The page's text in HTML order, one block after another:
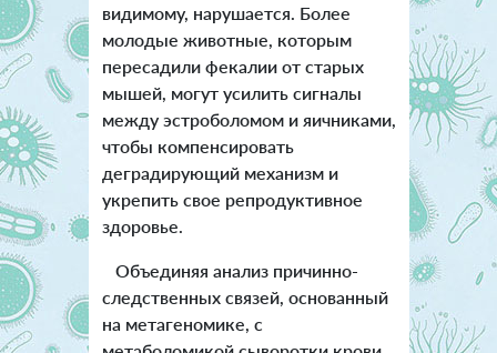
видимому, нарушается. Более
молодые животные, которым
пересадили фекалии от старых
мышей, могут усилить сигналы
между эстроболомом и яичниками,
чтобы компенсировать
деградирующий механизм и
укрепить свое репродуктивное
здоровье.
Объединяя анализ причинно-
следственных связей, основанный
на метагеномике, с